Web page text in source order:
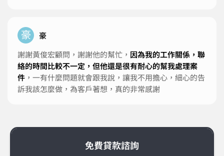
豪
豪
謝謝黃俊宏顧問，謝謝他的幫忙， 因為我的工作關係，聯
絡的時間比較不一定，但他還是很有耐心的幫我處理案
件 ，一有什麼問題就會跟我說，讓我不用擔心，細心的告
訴我該怎麼做，為客戶著想，真的非常感謝
免費貸款諮詢